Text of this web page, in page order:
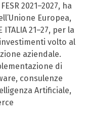
2021–2027, ha
Europea,
21–27, per la
volto al
aziendale.
di
consulenze
Artificiale,